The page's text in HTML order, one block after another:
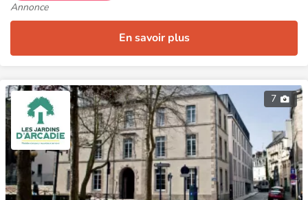
Annonce
En savoir plus
7